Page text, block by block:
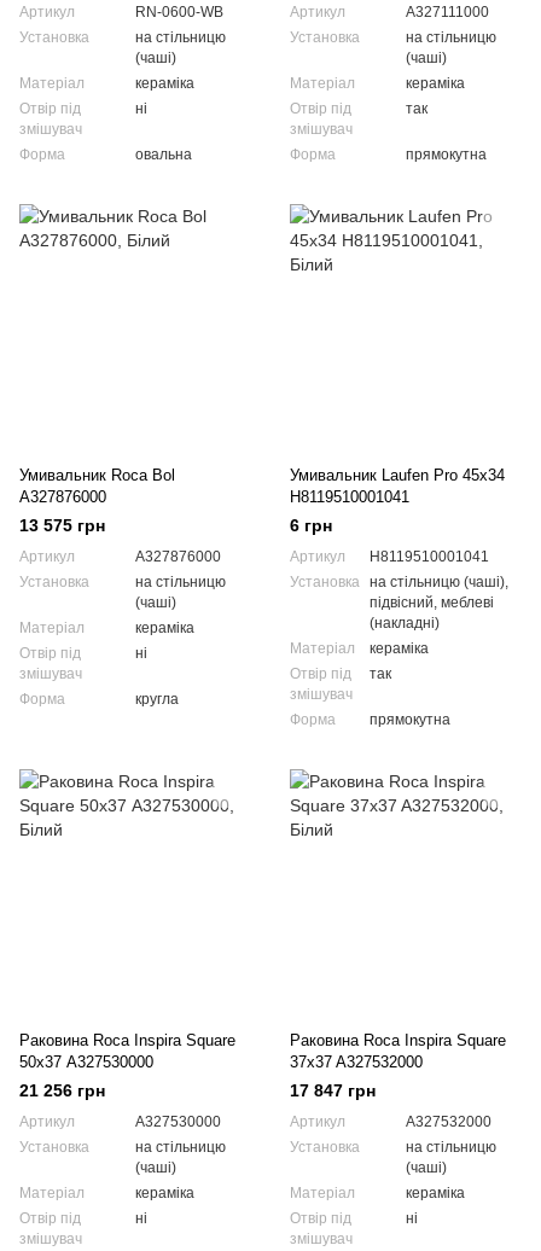
Артикул
RN-0600-WB
Установка
на стільницю
(чаші)
Матеріал
кераміка
Отвір під
змішувач
ні
Форма овальна
Артикул
A327111000
Установка
на стільницю
(чаші)
Матеріал
кераміка
Отвір під
змішувач
так
Форма прямокутна
Умивальник Roca Bol
A327876000
13 575 грн
Артикул
A327876000
Установка
на стільницю
(чаші)
Матеріал
кераміка
Отвір під
змішувач
ні
Форма кругла
Умивальник Laufen Pro 45x34
H8119510001041
6 грн
Артикул
H8119510001041
Установка на стільницю (чаші),
підвісний, меблеві
(накладні)
Матеріал
кераміка
Отвір під
змішувач
так
Форма прямокутна
Раковина Roca Inspira Square
50х37 A327530000
21 256 грн
Артикул
A327530000
Установка
на стільницю
(чаші)
Матеріал
кераміка
Отвір під
змішувач
ні
Раковина Roca Inspira Square
37x37 A327532000
17 847 грн
Артикул
A327532000
Установка
на стільницю
(чаші)
Матеріал
кераміка
Отвір під
змішувач
ні